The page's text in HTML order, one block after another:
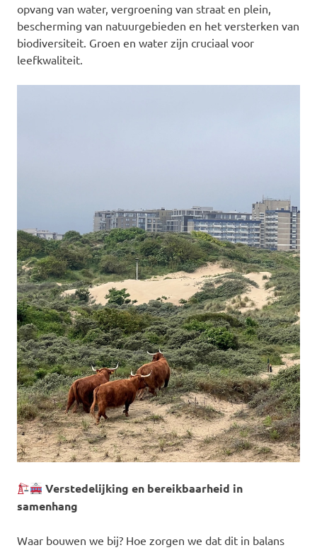
opvang van water, vergroening van straat en plein,
bescherming van natuurgebieden en het versterken van
biodiversiteit. Groen en water zijn cruciaal voor
leefkwaliteit.
Verstedelijking en bereikbaarheid in
samenhang
Waar bouwen we bij? Hoe zorgen we dat dit in balans